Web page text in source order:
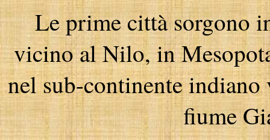
Le prime città sorgono
vicino al Nilo, in
nel sub-continente
fiume